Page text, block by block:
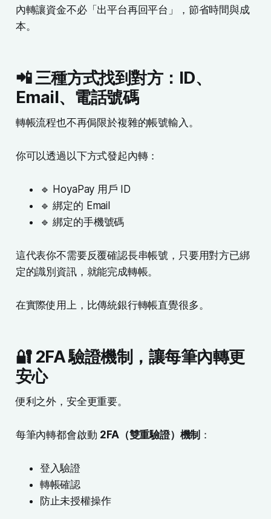
內轉讓資金不必「出平台再回平台」，節省時間與成
本。
📲 三種方式找到對方：ID、
Email、電話號碼
轉帳流程也不再侷限於複雜的帳號輸入。
你可以透過以下方式發起內轉：
🔹 HoyaPay 用戶 ID
🔹 綁定的 Email
🔹 綁定的手機號碼
這代表你不需要反覆確認長串帳號，只要用對方已綁
定的識別資訊，就能完成轉帳。
在實際使用上，比傳統銀行轉帳直覺很多。
🔐 2FA 驗證機制，讓每筆內轉更
安心
便利之外，安全更重要。
每筆內轉都會啟動 2FA（雙重驗證）機制 ：
登入驗證
轉帳確認
防止未授權操作